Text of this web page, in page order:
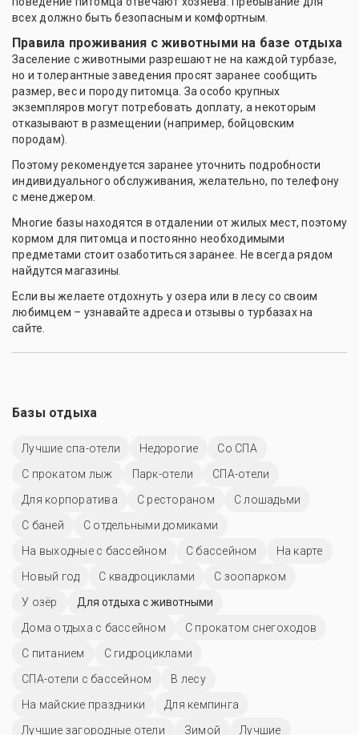
всех должно быть безопасным и комфортным.
Правила проживания с животными на базе отдыха
Заселение с животными разрешают не на каждой турбазе,
но и толерантные заведения просят заранее сообщить
размер, вес и породу питомца. За особо крупных
экземпляров могут потребовать доплату, а некоторым
отказывают в размещении (например, бойцовским
породам).
Поэтому рекомендуется заранее уточнить подробности
индивидуального обслуживания, желательно, по телефону
с менеджером.
Многие базы находятся в отдалении от жилых мест, поэтому
кормом для питомца и постоянно необходимыми
предметами стоит озаботиться заранее. Не всегда рядом
найдутся магазины.
Если вы желаете отдохнуть у озера или в лесу со своим
любимцем – узнавайте адреса и отзывы о турбазах на
сайте.
Базы отдыха
Лучшие спа-отели Недорогие
Со СПА
С прокатом лыж
Парк-отели
СПА-отели
Для корпоратива
С рестораном
С лошадьми
С баней
С отдельными домиками
На выходные с бассейном
С бассейном
На карте
Новый год
С квадроциклами
С зоопарком
У озёр
Для отдыха с животными
Дома отдыха с бассейном
С прокатом снегоходов
С питанием
С гидроциклами
СПА-отели с бассейном
В лесу
На майские праздники
Для кемпинга
Лучшие загородные отели
Зимой
Лучшие